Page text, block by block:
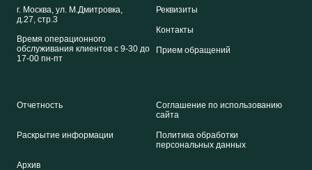
г. Москва, ул. М.Дмитровка,
д.27, стр.3
Время операционного
обслуживания клиентов с 9-30 до
17-00 пн-пт
Реквизиты
Контакты
Прием обращений
Отчетность
Раскрытие информации
Архив
Соглашение по использованию
сайта
Политика обработки
персональных данных